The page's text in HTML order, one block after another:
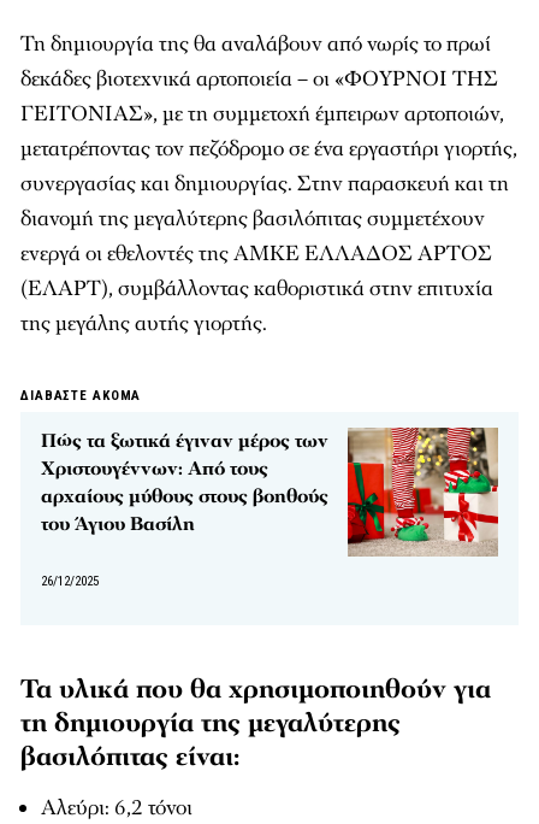
Τη δημιουργία της θα αναλάβουν από νωρίς το πρωί
δεκάδες βιοτεχνικά αρτοποιεία – οι «ΦΟΥΡΝΟΙ ΤΗΣ
ΓΕΙΤΟΝΙΑΣ», με τη συμμετοχή έμπειρων αρτοποιών,
μετατρέποντας τον πεζόδρομο σε ένα εργαστήρι γιορτής,
συνεργασίας και δημιουργίας. Στην παρασκευή και τη
διανομή της μεγαλύτερης βασιλόπιτας συμμετέχουν
ενεργά οι εθελοντές της ΑΜΚΕ ΕΛΛΑΔΟΣ ΑΡΤΟΣ
(ΕΛΑΡΤ), συμβάλλοντας καθοριστικά στην επιτυχία
της μεγάλης αυτής γιορτής.
ΔΙΑΒΑΣΤΕ ΑΚΟΜΑ
Πώς τα ξωτικά έγιναν μέρος των
Χριστουγέννων: Από τους
αρχαίους μύθους στους βοηθούς
του Άγιου Βασίλη
26/12/2025
Τα υλικά που θα χρησιμοποιηθούν για
τη δημιουργία της μεγαλύτερης
βασιλόπιτας είναι:
Αλεύρι: 6,2 τόνοι